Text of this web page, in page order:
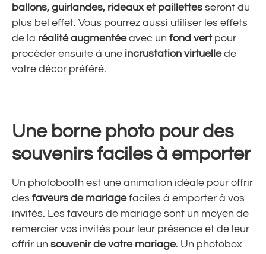
ballons, guirlandes, rideaux et paillettes seront du
plus bel effet. Vous pourrez aussi utiliser les effets
de la réalité augmentéeavec un fond vertpour
procéder ensuite à une incrustation virtuellede
votre décor préféré.
Une borne photo pour des
souvenirs faciles à emporter
Un photobooth est une animation idéale pour offrir
des faveurs de mariagefaciles à emporter à vos
invités. Les faveurs de mariage sont un moyen de
remercier vos invités pour leur présence et de leur
offrir un souvenir de votre mariage. Un photobox